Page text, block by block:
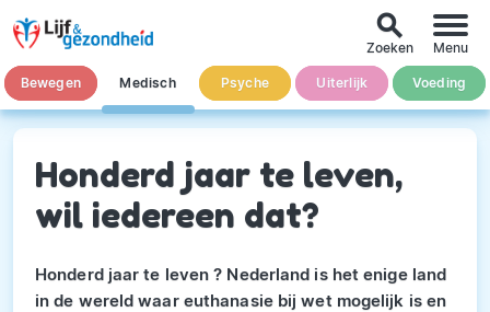
Bewegen Medisch Psyche Uiterlijk Voeding
search
Zoeken Menu
Honderd jaar te leven,
wil iedereen dat?
Honderd jaar te leven ? Nederland is het enige land
in de wereld waar euthanasie bij wet mogelijk is en